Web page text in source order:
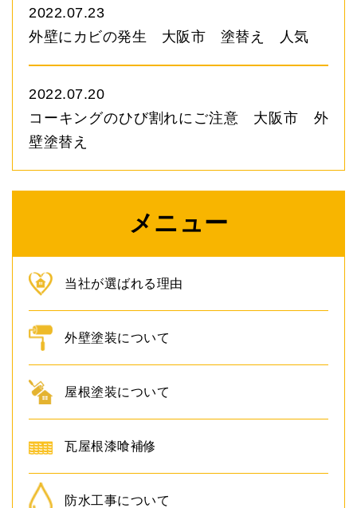
2022.07.23
外壁にカビの発生 大阪市 塗替え 人気
2022.07.20
コーキングのひび割れにご注意 大阪市 外
壁塗替え
メニュー
当社が選ばれる理由
外壁塗装について
屋根塗装について
瓦屋根漆喰補修
防水工事について